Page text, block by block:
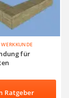
für
Ratgeber